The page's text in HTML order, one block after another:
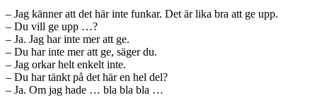
– Jag känner att det här inte funkar. Det är lika bra att ge upp.
– Du vill ge upp …?
– Ja. Jag har inte mer att ge.
– Du har inte mer att ge, säger du.
– Jag orkar helt enkelt inte.
– Du har tänkt på det här en hel del?
– Ja. Om jag hade … bla bla bla …